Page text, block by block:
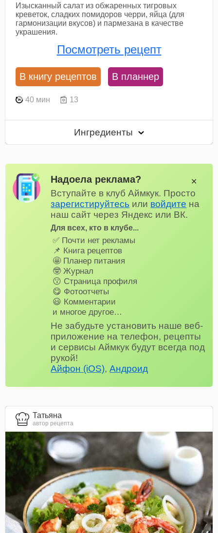
Изысканный салат из обжаренных тигровых
креветок, сладких помидоров черри, яйца (для
гармонизации вкусов) и пармезана в качестве
украшения.
Посмотреть рецепт
В книгу рецептов В планнер
40 мин 13
Ингредиенты
Надоела реклама?
Вступайте в клуб Аймкук. Просто
зарегистируйтесь или войдите на
наш сайт через Яндекс или ВК.
Для всех, кто в клубе...
✅ Почти нет рекламы
📌 Книга рецептов
🤩 Планер питания
🤓 Журнал
😗 Страница профиля
😋 Фотоотчеты
😃 Комментарии
и многое другое…
Не забудьте установить наше веб-
приложение на телефон, рецепты
и сервисы Аймкук будут всегда под
рукой!
Айфон (iOS),Андроид
✕
Татьяна
автор рецепта